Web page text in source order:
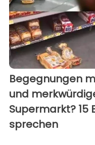
Begegnungen
und
Supermarkt? 15
sprechen